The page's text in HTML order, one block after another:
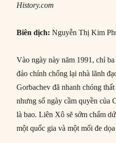
History.com
Biên dịch: Nguyễn Thị Kim
Vào ngày này năm 1991, chỉ
đảo chính chống lại nhà lãnh
Gorbachev đã nhanh chóng
nhưng số ngày cầm quyền của
là bao. Liên Xô sẽ sớm chấm
một quốc gia và một mối đe